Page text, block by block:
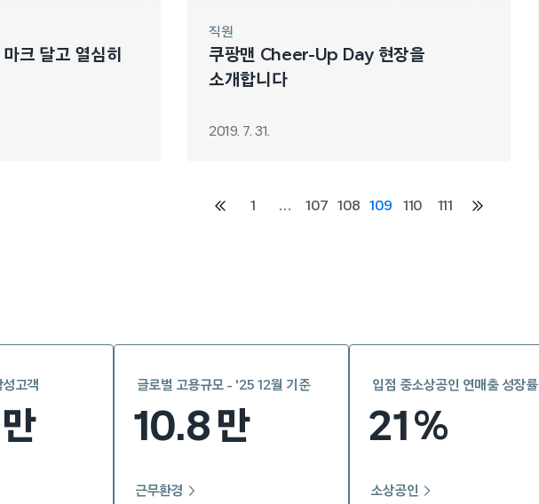
크 달고 열심히
직원
쿠팡맨 Cheer-Up Day 현장을
소개합니다
2019. 7. 31.
이전
1 … 107 108 109 110 111
다음
고객
만
글로벌 고용규모 - '25 12월 기준
10.8 만
근무환경
입점 중소상공인 연매출 성장률
21 %
소상공인